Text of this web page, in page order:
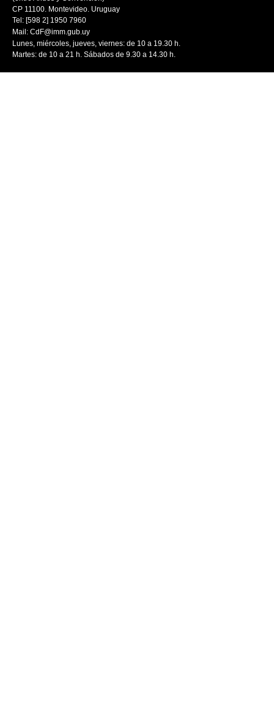
CP 11100. Montevideo. Uruguay
Tel: [598 2] 1950 7960
Mail: CdF@imm.gub.uy
Lunes, miércoles, jueves, viernes: de 10 a 19.30 h.
Martes: de 10 a 21 h. Sábados de 9.30 a 14.30 h.